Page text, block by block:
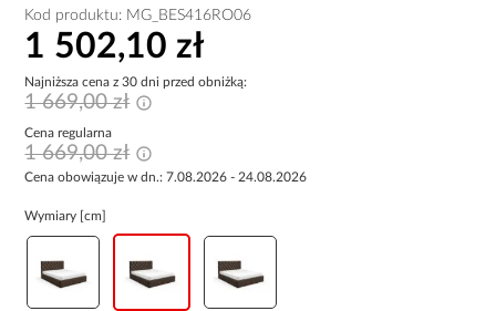
Kod produktu: MG_BES416RO06
1 502,10 zł
Najniższa cena z 30 dni przed obniżką:
1 669,00 zł
Cena regularna
1 669,00 zł
Cena obowiązuje w dn.: 7.08.2026 - 24.08.2026
Wymiary [cm]